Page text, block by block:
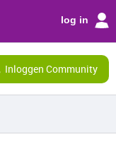
log in
Inloggen Community